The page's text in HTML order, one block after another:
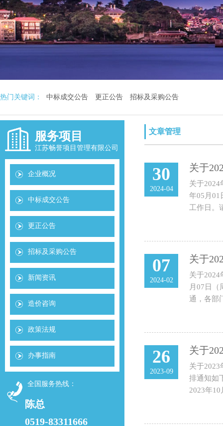
热门关键词： 中标成交公告 更正公告 招标及采购公告
服务项目
江苏畅誉项目管理有限公司
企业概况
中标成交公告
更正公告
招标及采购公告
新闻资讯
造价咨询
政策法规
办事指南
全国服务热线：
陈总
0519-83311666
文章管理
30
2024-04
关于
关于2024
年05月01
工作日。
07
2024-02
关于
关于2024
月07日（
通，各部
26
2023-09
关于
关于2023
排通知如
2023年